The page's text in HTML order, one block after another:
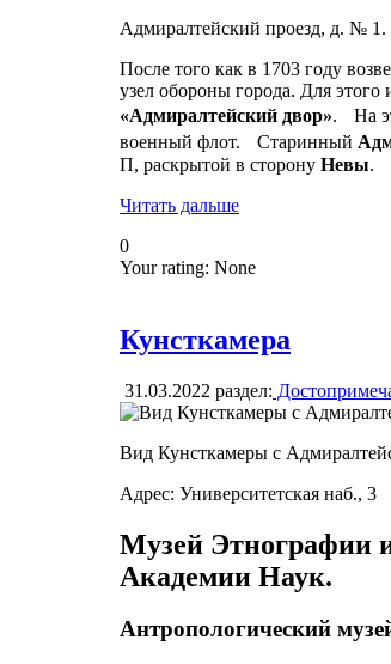
Адмиралтейский проезд, д. № 1.
После того как в 1703 году
узел обороны города. Для
«Адмиралтейский двор». На
военный флот. Старинный
П, раскрытой в сторону Невы.
Читать дальше
0
Your rating: None
Кунсткамера
31.03.2022 раздел:
Вид Кунсткамеры с
Адрес: Университетская наб., 3
Музей Этнографии
Академии Наук.
Антропологический